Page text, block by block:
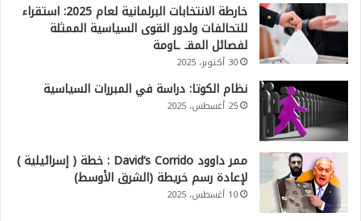
خارطة الانتخابات البرلمانية لعام 2025: استقراء
للتحالفات ولدور القوى السياسية الممثلة
لفصائل المقـ ـاومة
30 أكتوبر، 2025
نظام الكوتا: دراسة في المبررات السياسية
25 أغسطس، 2025
ممر داوود David’s Corrido : خطة ( إسرائيلية )
لإعادة رسم خريطة (الشرق الأوسط)
10 أغسطس، 2025